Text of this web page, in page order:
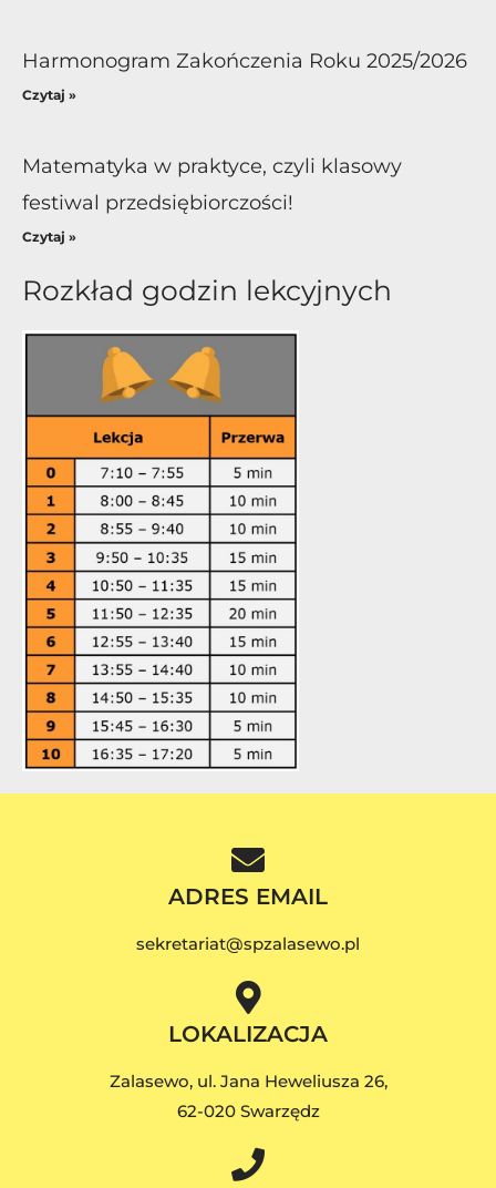
Harmonogram Zakończenia Roku 2025/2026
Czytaj »
Matematyka w praktyce, czyli klasowy
festiwal przedsiębiorczości!
Czytaj »
Rozkład godzin lekcyjnych
ADRES EMAIL
sekretariat@spzalasewo.pl
LOKALIZACJA
Zalasewo, ul. Jana Heweliusza 26,
62-020 Swarzędz